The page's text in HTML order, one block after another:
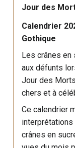
Jour des
Calendrier
Gothique
Les crânes
aux défunts
Jour des
chers et à
Ce calendrier
crânes en